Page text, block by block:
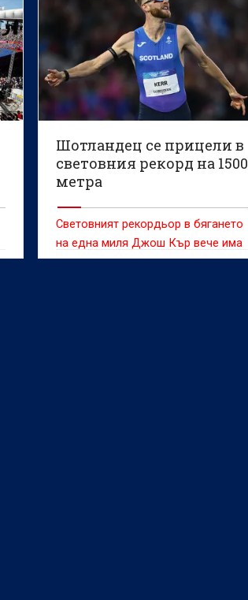
Бирмингам от 10 до 16 август.
Шотландец се прицели в
световния рекорд на 1500
метра
Световният рекордьор в бягането
на една миля Джош Кър вече има
нова голяма цел - върховото